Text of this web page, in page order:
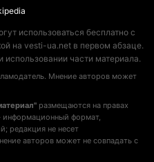
использоваться бесплатно с
на vesti-ua.net в первом абзаце.
части материала.
Мнение авторов может
размещаются на правах
информационный формат,
редакция не несет
авторов может не совпадать с